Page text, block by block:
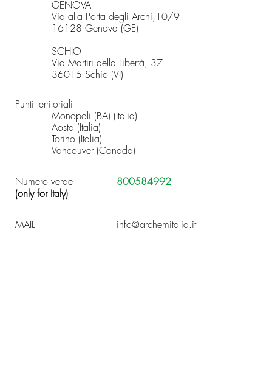
GENOVA
Via alla Porta degli Archi,10/9
16128 Genova (GE)
SCHIO
Via Martiri della Libertà, 37
36015 Schio (VI)
Punti territoriali
Monopoli (BA) (Italia)
Aosta (Italia)
Torino (Italia)
Vancouver (Canada)
Numero verde
800584992
(only for Italy)
MAIL info@archemitalia.it